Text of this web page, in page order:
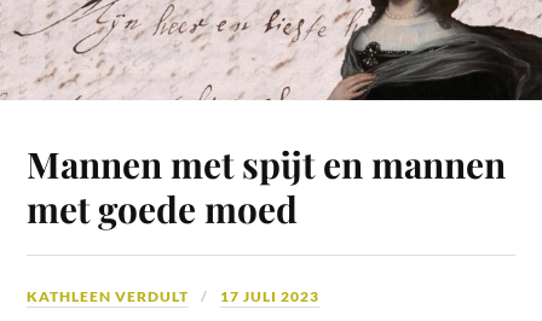
Mannen met spijt en mannen
met goede moed
KATHLEEN VERDULT 17 JULI 2023